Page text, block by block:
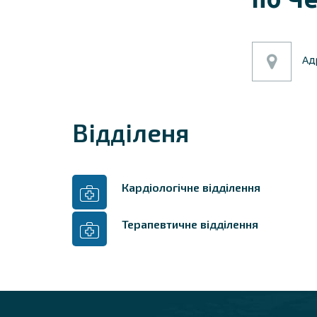
Відділеня
Кардіологічне відділення
Терапевтичне відділення